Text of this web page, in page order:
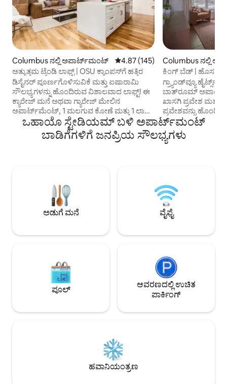
Columbus ನಲ್ಲಿ ಅಪಾರ್ಟ್‌ಮಂಟ್ 5 ರಲ್ಲಿ 4.87 ಸರಾಸರಿ ರೇಟಿಂಗ್, 145
4.87 (145)
ಅತ್ಯುತ್ತಮ ಟ್ರೆಂಡಿ ಲಾಫ್ಟ್ | OSU ಕ್ಯಾಂಪಸ್‌ಗೆ ಹತ್ತಿರ
ಡಿಸೈನರ್ ಪೂರ್ಣಗೊಳಿಸುವಿಕೆ ಮತ್ತು ಐಷಾರಾಮಿ
ಸೌಲಭ್ಯಗಳನ್ನು ಹೊಂದಿರುವ ವಿಶಾಲವಾದ ಲಾಫ್ಟ್! ಈ
ಕ್ಯಾರೇಜ್ ಮನೆ ಅಥವಾ ಗ್ಯಾರೇಜ್ ಮೇಲಿನ
ಅಪಾರ್ಟ್‌ಮೆಂಟ್, 1 ಮಲಗುವ ಕೋಣೆ ಮತ್ತು 1 ಲಾಫ್ಟ್
ಬೆಡ್ ಅಪಾರ್ಟ್‌ಮೆಂಟ್ ಆಗಿದೆ. ಮೂಲ ಕ್ಯಾರೇಜ್ ಮನೆ
ಕುಸಿದಿದೆ ಮತ್ತು ಮಾಲೀಕರು 2020 ರ ಬೇಸಿಗೆಯನ್ನು
ಉಳಿದ ಇಟ್ಟಿಗೆಗಳಿಂದ ಪುನರ್ನಿರ್ಮಿಸಿದರು. ಅವರು
ಬಾತ್‌ರೂಮ್ ಮತ್ತು ಇನ್-ಯುನಿಟ್ ವಾಷರ್ ಮತ್ತು
ಡ್ರೈಯರ್‌ಗೆ ತೆರೆದಿರುವ ಪೂರ್ಣ ಅಡುಗೆಮನೆಯನ್ನು
ಸಣ್ಣ ಡ್ರೆಸ್ಸರ್ ಮತ್ತು ಶೆಲ್ಫ್ ಹೊಂದಿರುವ ಪೂರ್ಣ
ಕೆಲವೇ ದಿನಗಳಿಗಿಂತ ಹೆಚ್ಚು ಕಾಲ ವಾಸ್ತವ್ಯ ಹೂಡಿದ್ದೀರಿ.
ಮೇಲೆ ಏಣಿಯ ಮೂಲಕ ಮಾತ್ರ ಪ್ರವೇಶಿಸಬಹುದು *.
ಇದು ರಾಣಿ ಗಾತ್ರದ ಹಾಸಿಗೆ, ಸಾಕಷ್ಟು ದಿಂಬುಗಳು
ಮತ್ತು ಆರಾಮದಾಯಕ ಹಾಸಿಗೆ ಹೊಂದಿದೆ. ಮುಖ್ಯ
ಸ್ಥಳವು ದೊಡ್ಡ ಆಳವಾದ ಚರ್ಮದ ಸೋಫಾ,
ಕಂಬಳಿ ಮತ್ತು ದೈತ್ಯ ಸ್ಮಾರ್ಟ್ ಟಿವಿಯನ್ನು ಹೊಂದಿದೆ.
ಸ್ಟ್ರೀಟ್‌ನಲ್ಲಿ ನಡೆಯುವಾಗ ನೀವು ತೆಗೆದುಕೊಂಡ
ಯಾವುದೇ ರುಚಿಕರವಾದ ಆಹಾರವನ್ನು ಬೇಯಿಸಲು
ಅಥವಾ ಪುನಃ ಬಿಸಿ ಮಾಡಲು ಅಗತ್ಯವಿರುವ ಎಲ್ಲವನ್ನೂ
Columbus ನಲ್ಲಿ
ಕಿಂಗ್ ಬೆಡ್ | ಹೊಸದಾಗಿ
ನಿಂದ 2 ಮೈಲಿ
ಗ್ರ್ಯಾಂಡ್‌ವ್ಯೂ
ಬಾತ್‌ರೂಮ್
ಖಾಸಗಿ ಪ್ರವೇಶ ಮತ್ತು
ಪ್ರವೇಶವನ್ನು
ವಾಲ್‌ಪೇಪರ್ ಮತ್ತು
ಕಸ್ಟಮ್ ವಿನ್ಯಾಸ •
ಬೆಡ್, ಜೊತೆಗೆ ಡೆಸ್ಕ್
ದೂರದ ಡ್ರೈವ್ ಆರಾಮವಾಗಿ ಕುಳಿತುಕೊಳ್ಳಿ ಮತ್ತು
ಕೆಲಸದ ದಿನಗಳು,
ರಾತ್ರಿಗಳಿಗೆ ಸೂಕ್ತವಾದ
ಒಹಾಯೊ ಸ್ಟೇಡಿಯಮ್ ಬಳಿ ಅಪಾರ್ಟ್‌ಮಂಟ್
ಬಾಡಿಗೆಗಳಿಗೆ ಜನಪ್ರಿಯ ಸೌಲಭ್ಯಗಳು
ಅಡುಗೆ ಮನೆ ವೈಫೈ
ಪೂಲ್
ಆವರಣದಲ್ಲಿ ಉಚಿತ
ಪಾರ್ಕಿಂಗ್
ಹವಾನಿಯಂತ್ರಣ